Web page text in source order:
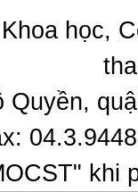
học,
khi